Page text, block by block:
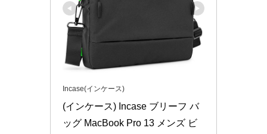
Incase(インケース)
(インケース) Incase ブリーフ バ
ッグ MacBook Pro 13 メンズ ビ